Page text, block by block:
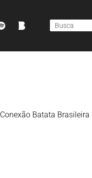
Conexão Batata Brasileira